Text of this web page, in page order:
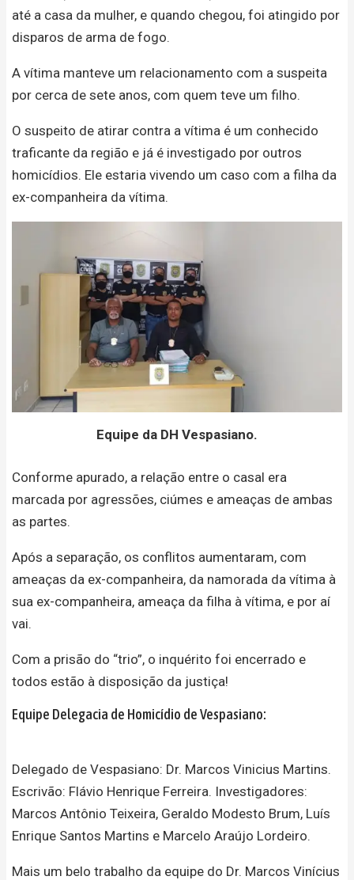
até a casa da mulher, e quando chegou, foi atingido por
disparos de arma de fogo.
A vítima manteve um relacionamento com a suspeita
por cerca de sete anos, com quem teve um filho.
O suspeito de atirar contra a vítima é um conhecido
traficante da região e já é investigado por outros
homicídios. Ele estaria vivendo um caso com a filha da
ex-companheira da vítima.
Equipe da DH Vespasiano.
Conforme apurado, a relação entre o casal era
marcada por agressões, ciúmes e ameaças de ambas
as partes.
Após a separação, os conflitos aumentaram, com
ameaças da ex-companheira, da namorada da vítima à
sua ex-companheira, ameaça da filha à vítima, e por aí
vai.
Com a prisão do “trio”, o inquérito foi encerrado e
todos estão à disposição da justiça!
Equipe Delegacia de Homicídio de Vespasiano:
Delegado de Vespasiano: Dr. Marcos Vinicius Martins.
Escrivão: Flávio Henrique Ferreira. Investigadores:
Marcos Antônio Teixeira, Geraldo Modesto Brum, Luís
Enrique Santos Martins e Marcelo Araújo Lordeiro.
Mais um belo trabalho da equipe do Dr. Marcos Vinícius